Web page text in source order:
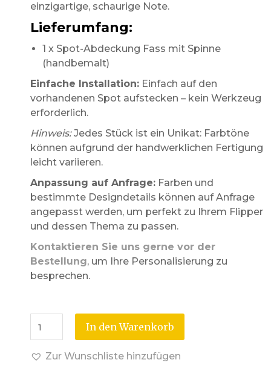
einzigartige, schaurige Note.
Lieferumfang:
1 x Spot-Abdeckung Fass mit Spinne
(handbemalt)
Einfache Installation: Einfach auf den
vorhandenen Spot aufstecken – kein Werkzeug
erforderlich.
Hinweis:Jedes Stück ist ein Unikat: Farbtöne
können aufgrund der handwerklichen Fertigung
leicht variieren.
Anpassung auf Anfrage: Farben und
bestimmte Designdetails können auf Anfrage
angepasst werden, um perfekt zu Ihrem Flipper
und dessen Thema zu passen.
Kontaktieren Sie uns gerne vor der
Bestellung, um Ihre Personalisierung zu
besprechen.
In den Warenkorb
Zur Wunschliste hinzufügen